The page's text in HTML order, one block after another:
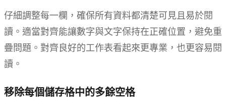
仔細調整每一欄，確保所有資料都清楚可見且易於閱
讀。適當對齊能讓數字與文字保持在正確位置，避免重
疊問題。對齊良好的工作表看起來更專業，也更容易閱
讀。
移除每個儲存格中的多餘空格